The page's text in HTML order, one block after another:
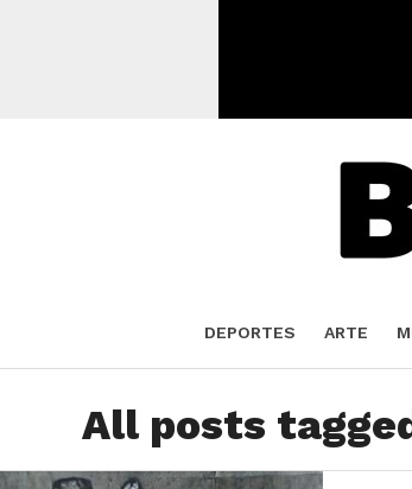
DEPORTES ARTE
All posts